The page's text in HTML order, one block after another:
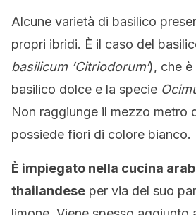
Alcune varietà di basilico
propri ibridi. È il caso del
basilicum ‘Citriodorum‘), che è
basilico dolce e la specie
Non raggiunge il mezzo metro
possiede fiori di colore bianco.
È impiegato nella cucina
thailandese per via del suo